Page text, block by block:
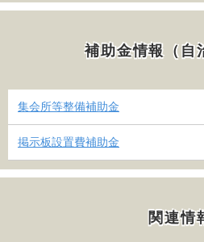
補助金情報（自
集会所等整備補助金
掲示板設置費補助金
関連情